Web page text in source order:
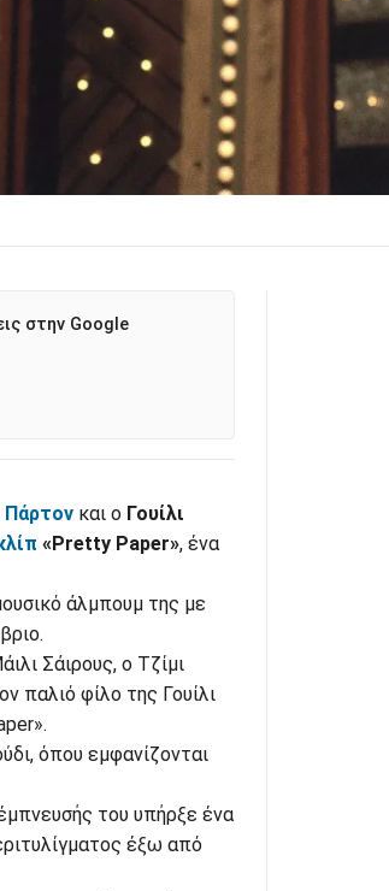
στην Google
Πάρτονκαι ο Γουίλι
«Pretty Paper», ένα
άλμπουμ της με
Σάιρους, ο Τζίμι
φίλο της Γουίλι
όπου εμφανίζονται
του υπήρξε ένα
έξω από